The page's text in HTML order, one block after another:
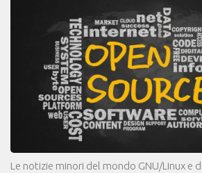
Le notizie minori del mondo GNU/Linux e